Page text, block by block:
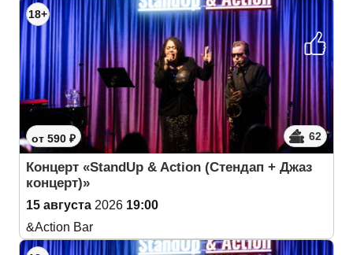
18+
от 590 ₽ 62
Концерт «StandUp & Action (Cтендап + Джаз
концерт)»
15 августа 2026 19:00
&Action Bar